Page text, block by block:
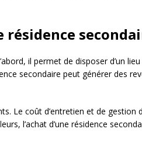
résidence
il permet de disposer d’un
secondaire peut générer des
Le coût d’entretien et de gestion
l’achat d’une résidence